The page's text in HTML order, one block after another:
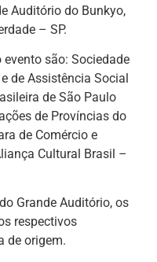
Auditório do Bunkyo,
– SP.
são: Sociedade
de Assistência Social
de São Paulo
de Províncias do
de Comércio e
Cultural Brasil –
Grande Auditório, os
respectivos
de origem.